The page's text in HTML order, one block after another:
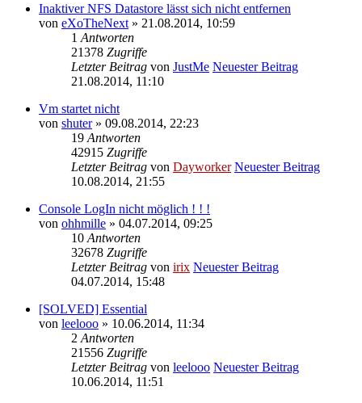
Inaktiver NFS Datastore lässt sich nicht entfernen
von eXoTheNext » 21.08.2014, 10:59
1 Antworten
21378 Zugriffe
Letzter Beitrag von JustMe Neuester Beitrag
21.08.2014, 11:10
Vm startet nicht
von shuter» 09.08.2014, 22:23
19 Antworten
42915 Zugriffe
Letzter Beitrag von Dayworker Neuester Beitrag
10.08.2014, 21:55
Console LogIn nicht möglich ! ! !
von ohhmille » 04.07.2014, 09:25
10 Antworten
32678 Zugriffe
Letzter Beitrag von irix Neuester Beitrag
04.07.2014, 15:48
[SOLVED] Essential
von leelooo » 10.06.2014, 11:34
2 Antworten
21556 Zugriffe
Letzter Beitrag von leelooo Neuester Beitrag
10.06.2014, 11:51